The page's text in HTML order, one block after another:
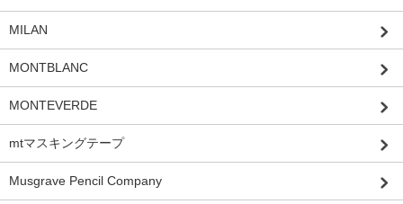
MILAN
MONTBLANC
MONTEVERDE
mtマスキングテープ
Musgrave Pencil Company